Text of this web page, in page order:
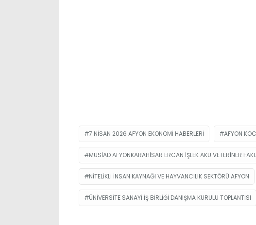
7 NISAN 2026 AFYON EKONOMI HABERLERI AFYON
MÜSIAD AFYONKARAHISAR ERCAN IŞLEK AKÜ VETERINER
NITELIKLI INSAN KAYNAĞI VE HAYVANCILIK SEKTÖRÜ AFYON
ÜNIVERSITE SANAYI IŞ BIRLIĞI DANIŞMA KURULU TOPLANTISI